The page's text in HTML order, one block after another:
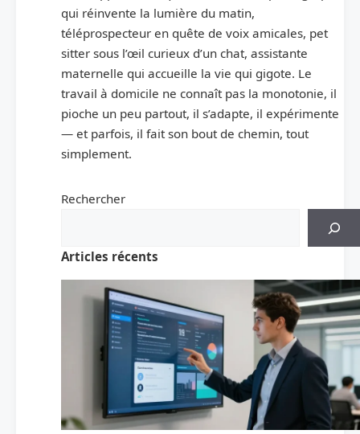
qui réinvente la lumière du matin,
téléprospecteur en quête de voix amicales, pet
sitter sous l’œil curieux d’un chat, assistante
maternelle qui accueille la vie qui gigote. Le
travail à domicile ne connaît pas la monotonie, il
pioche un peu partout, il s’adapte, il expérimente
— et parfois, il fait son bout de chemin, tout
simplement.
Rechercher
Articles récents